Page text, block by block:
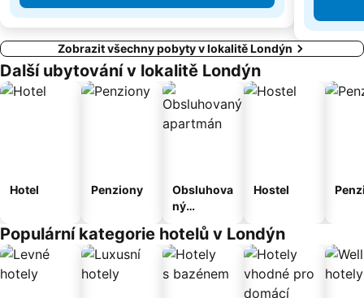
Zobrazit všechny pobyty v lokalitě Londýn
Další ubytování v lokalitě Londýn
Hotel Penziony
Obsluhova
ný
Hostel
Populární kategorie hotelů v Londýn